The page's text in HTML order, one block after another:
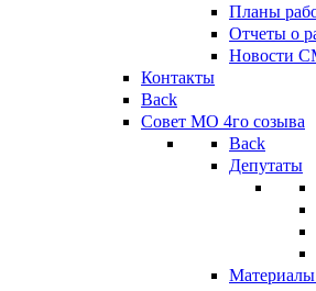
Планы
Отчеты о
Новости
Контакты
Back
Совет МО 4го созыва
Back
Депутаты
Материалы